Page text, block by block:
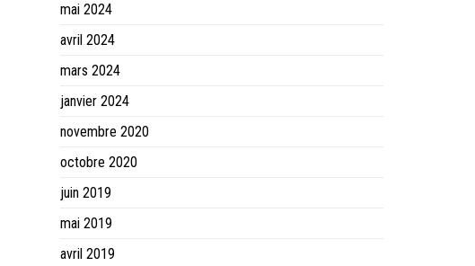
mai 2024
avril 2024
mars 2024
janvier 2024
novembre 2020
octobre 2020
juin 2019
mai 2019
avril 2019